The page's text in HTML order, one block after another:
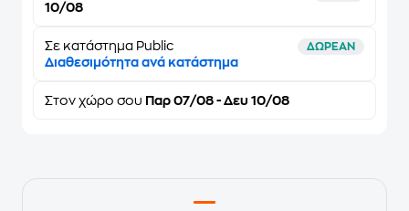
10/08
Σε κατάστημα Public ΔΩΡΕΑΝ
Διαθεσιμότητα ανά κατάστημα
Στον χώρο σου Παρ 07/08 - Δευ 10/08